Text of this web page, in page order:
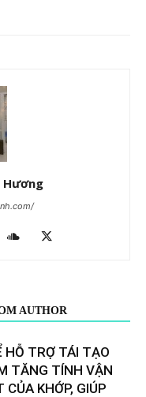
Hương
AUTHOR
HỖ TRỢ TÁI TẠO
TĂNG TÍNH VẬN
KHỚP, GIÚP